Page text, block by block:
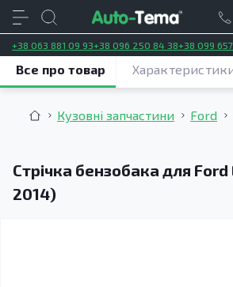
+38 063 881 09 93+38 096 250 84 38+38 099
Кузовні запчастини Ford
Стрічка бензобака для Ford
2014)
Все про товар